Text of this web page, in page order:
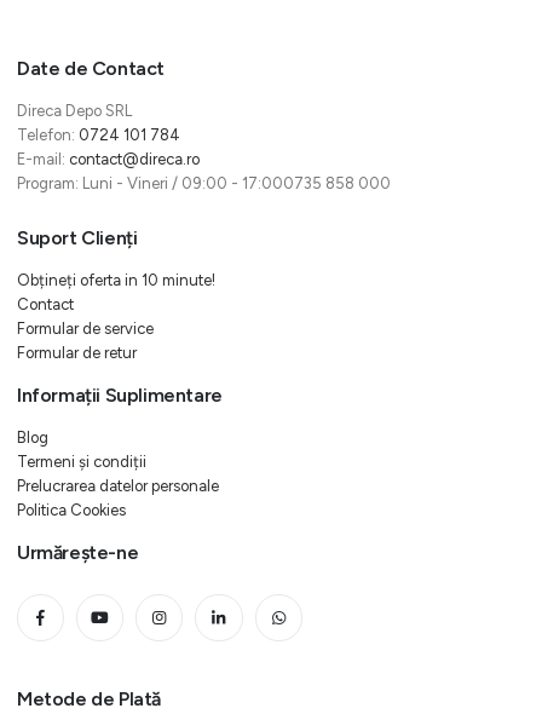
Date de Contact
Direca Depo SRL
Telefon: 0724 101 784
E-mail: contact@direca.ro
Program: Luni - Vineri / 09:00 - 17:000735 858 000
Suport Clienți
Obțineți oferta in 10 minute!
Contact
Formular de service
Formular de retur
Informații Suplimentare
Blog
Termeni și condiții
Prelucrarea datelor personale
Politica Cookies
Urmărește-ne
Metode de Plată